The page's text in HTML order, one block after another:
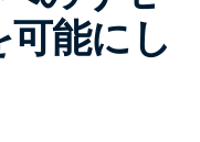
能にし